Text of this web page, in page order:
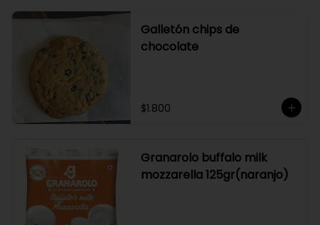
Galletón chips de
chocolate
$1.800
Granarolo buffalo milk
mozzarella 125gr(naranjo)